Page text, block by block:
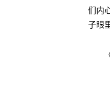
们内
子眼